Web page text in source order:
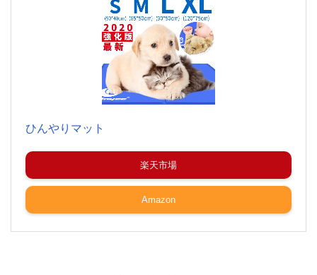
ひんやりマット
楽天市場
Amazon